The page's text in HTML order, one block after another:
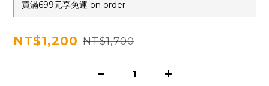
買滿699元享免運 on order
NT$1,200 NT$1,700